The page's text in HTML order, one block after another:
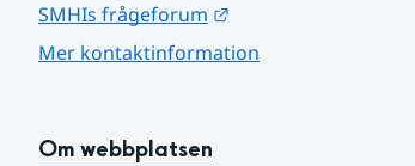
SMHIs frågeforum
Mer kontaktinformation
Om webbplatsen